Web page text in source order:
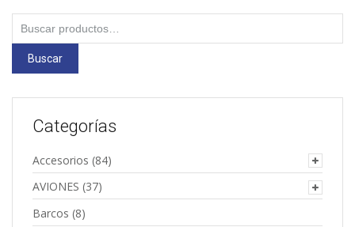
Buscar
por:
Buscar
Categorías
Accesorios (84)
AVIONES (37)
Barcos (8)